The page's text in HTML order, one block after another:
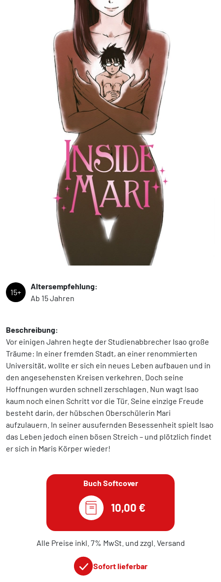
15+
Altersempfehlung:
Ab 15 Jahren
Beschreibung:
Vor einigen Jahren hegte der Studienabbrecher Isao große
Träume: In einer fremden Stadt, an einer renommierten
Universität, wollte er sich ein neues Leben aufbauen und in
den angesehensten Kreisen verkehren. Doch seine
Hoffnungen wurden schnell zerschlagen. Nun wagt Isao
kaum noch einen Schritt vor die Tür. Seine einzige Freude
besteht darin, der hübschen Oberschülerin Mari
aufzulauern. In seiner ausufernden Besessenheit spielt Isao
das Leben jedoch einen bösen Streich – und plötzlich findet
er sich in Maris Körper wieder!
Buch Softcover
10,00 €
Alle Preise inkl. 7% MwSt. und zzgl. Versand
Sofort lieferbar